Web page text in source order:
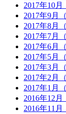
2017年10月
2017年9月（
2017年8月（
2017年7月（
2017年6月（
2017年5月（
2017年3月（
2017年2月（
2017年1月（
2016年12月
2016年11月